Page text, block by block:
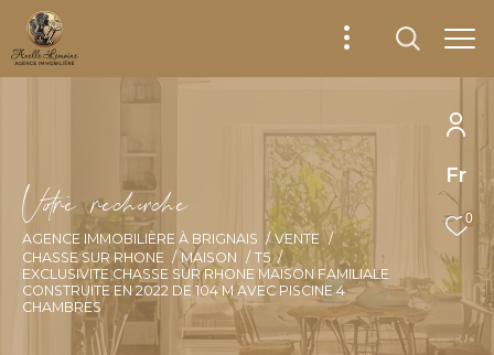
Fr
0
Vore recece
AGENCE IMMOBILIÈRE À BRIGNAIS
VENTE
CHASSE SUR RHONE
MAISON
T5
EXCLUSIVITE CHASSE SUR RHONE MAISON FAMILIALE
CONSTRUITE EN 2022 DE 104 M AVEC PISCINE 4
CHAMBRES